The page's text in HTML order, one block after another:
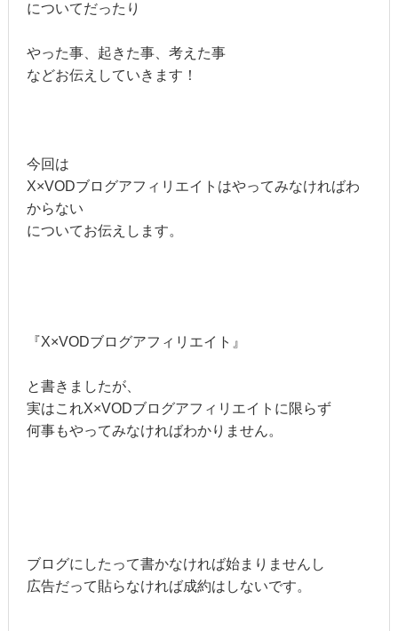
についてだったり
やった事、起きた事、考えた事
などお伝えしていきます！
今回は
X×VODブログアフィリエイトはやってみなければわ
からない
についてお伝えします。
『X×VODブログアフィリエイト』
と書きましたが、
実はこれX×VODブログアフィリエイトに限らず
何事もやってみなければわかりません。
ブログにしたって書かなければ始まりませんし
広告だって貼らなければ成約はしないです。